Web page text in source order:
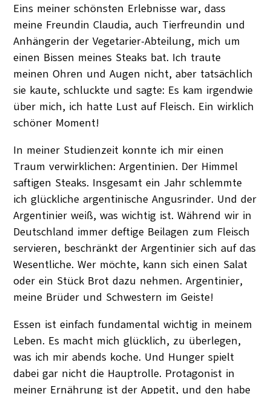
Eins meiner schönsten Erlebnisse war, dass
meine Freundin Claudia, auch Tierfreundin und
Anhängerin der Vegetarier-Abteilung, mich um
einen Bissen meines Steaks bat. Ich traute
meinen Ohren und Augen nicht, aber tatsächlich
sie kaute, schluckte und sagte: Es kam irgendwie
über mich, ich hatte Lust auf Fleisch. Ein wirklich
schöner Moment!
In meiner Studienzeit konnte ich mir einen
Traum verwirklichen: Argentinien. Der Himmel
saftigen Steaks. Insgesamt ein Jahr schlemmte
ich glückliche argentinische Angusrinder. Und der
Argentinier weiß, was wichtig ist. Während wir in
Deutschland immer deftige Beilagen zum Fleisch
servieren, beschränkt der Argentinier sich auf das
Wesentliche. Wer möchte, kann sich einen Salat
oder ein Stück Brot dazu nehmen. Argentinier,
meine Brüder und Schwestern im Geiste!
Essen ist einfach fundamental wichtig in meinem
Leben. Es macht mich glücklich, zu überlegen,
was ich mir abends koche. Und Hunger spielt
dabei gar nicht die Hauptrolle. Protagonist in
meiner Ernährung ist der Appetit, und den habe